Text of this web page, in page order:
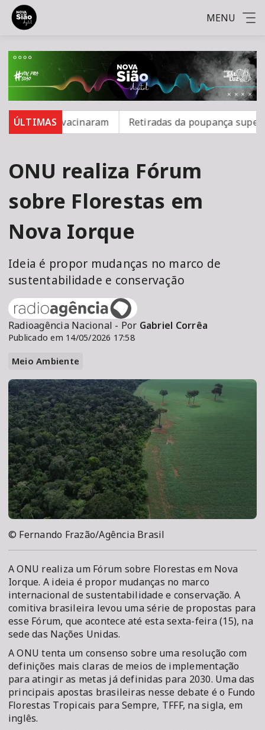
MENU
ÚLTIMAS
se vacinaram Retiradas da poupança superam
ONU realiza Fórum
sobre Florestas em
Nova Iorque
Ideia é propor mudanças no marco de
sustentabilidade e conservação
Radioagência Nacional - Por Gabriel Corrêa
Publicado em 14/05/2026 17:58
Meio Ambiente
© Fernando Frazão/Agência Brasil
A ONU realiza um Fórum sobre Florestas em Nova
Iorque. A ideia é propor mudanças no marco
internacional de sustentabilidade e conservação. A
comitiva brasileira levou uma série de propostas para
esse Fórum, que acontece até esta sexta-feira (15), na
sede das Nações Unidas.
A ONU tenta um consenso sobre uma resolução com
definições mais claras de meios de implementação
para atingir as metas já definidas para 2030. Uma das
principais apostas brasileiras nesse debate é o Fundo
Florestas Tropicais para Sempre, TFFF, na sigla, em
inglês.